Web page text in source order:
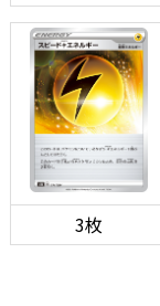
3枚